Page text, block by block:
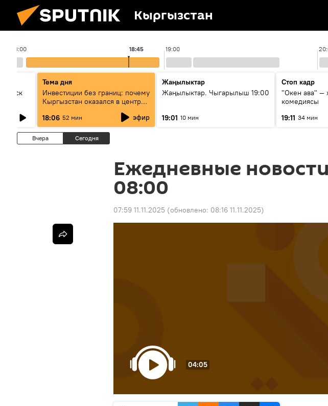
Кыргызстан
18:00 19:00
18:45
Тема дня
Инвестиции без границ: почему
Кыргызстан оказался в центре
18:06 52 мин эфир
Жаңылыктар
Жаңылыктар. Чыгарылыш 19:00
19:01 10 мин
Стоп кадр
"Окен ава" —
комедиясы
19:11 34 мин
Вчера Сегодня
Ежедневные
08:00
07:59 11.11.2025 (обновлено: 08:16 11.11.2025)
04:05